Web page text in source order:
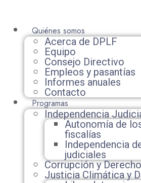
Quiénes somos
Acerca de DPLF
Equipo
Consejo Directivo
Empleos y pasantías
Informes anuales
Contacto
Programas
Independencia
Autonomía de
fiscalías
Independencia
judiciales
Corrupción y
Justicia Climática y